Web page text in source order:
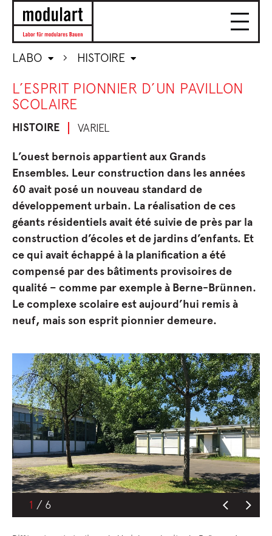
LABO HISTOIRE
L’ESPRIT PIONNIER D’UN PAVILLON
SCOLAIRE
HISTOIRE VARIEL
L’ouest bernois appartient aux Grands
Ensembles. Leur construction dans les années
60 avait posé un nouveau standard de
développement urbain. La réalisation de ces
géants résidentiels avait été suivie de près par la
construction d’écoles et de jardins d’enfants. Et
ce qui avait échappé à la planification a été
compensé par des bâtiments provisoires de
qualité – comme par exemple à Berne-Brünnen.
Le complexe scolaire est aujourd’hui remis à
neuf, mais son esprit pionnier demeure.
1